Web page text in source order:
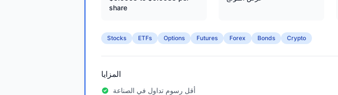
share
Stocks ETFs Options Futures Forex Bonds Crypto
المزايا
أقل رسوم تداول في الصناعة